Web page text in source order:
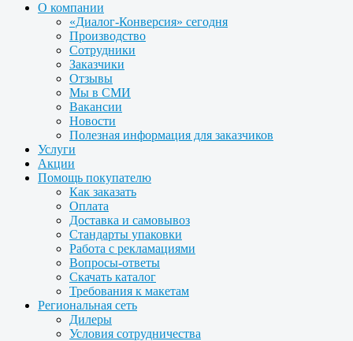
О компании
«Диалог-Конверсия» сегодня
Производство
Сотрудники
Заказчики
Отзывы
Мы в СМИ
Вакансии
Новости
Полезная информация для заказчиков
Услуги
Акции
Помощь покупателю
Как заказать
Оплата
Доставка и самовывоз
Стандарты упаковки
Работа с рекламациями
Вопросы-ответы
Скачать каталог
Требования к макетам
Региональная сеть
Дилеры
Условия сотрудничества